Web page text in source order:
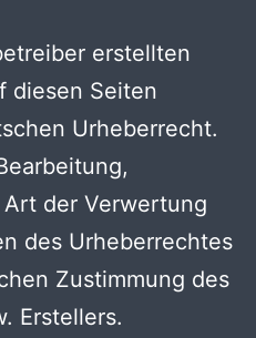
erstellten
diesen Seiten
Urheberrecht.
der Verwertung
des Urheberrechtes
Zustimmung des
Erstellers.